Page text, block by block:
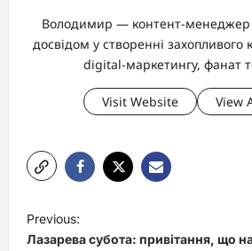
Володимир — контент-менеджер
досвідом у створенні захопливого
digital-маркетингу, фанат
Visit Website View
P
o
Previous:
Лазарева субота: привітання, що